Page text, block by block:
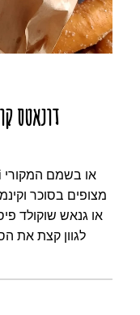
דונאטס
מצופים בסוכר
או גנאש שוקולד
לגוון קצת את